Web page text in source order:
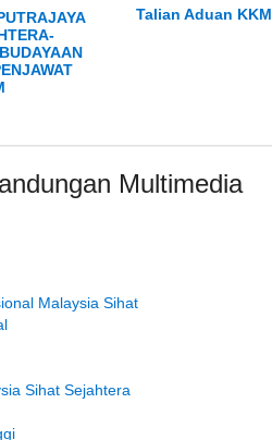
Talian Aduan KKM
Multimedia
Malaysia Sihat
Sihat Sejahtera